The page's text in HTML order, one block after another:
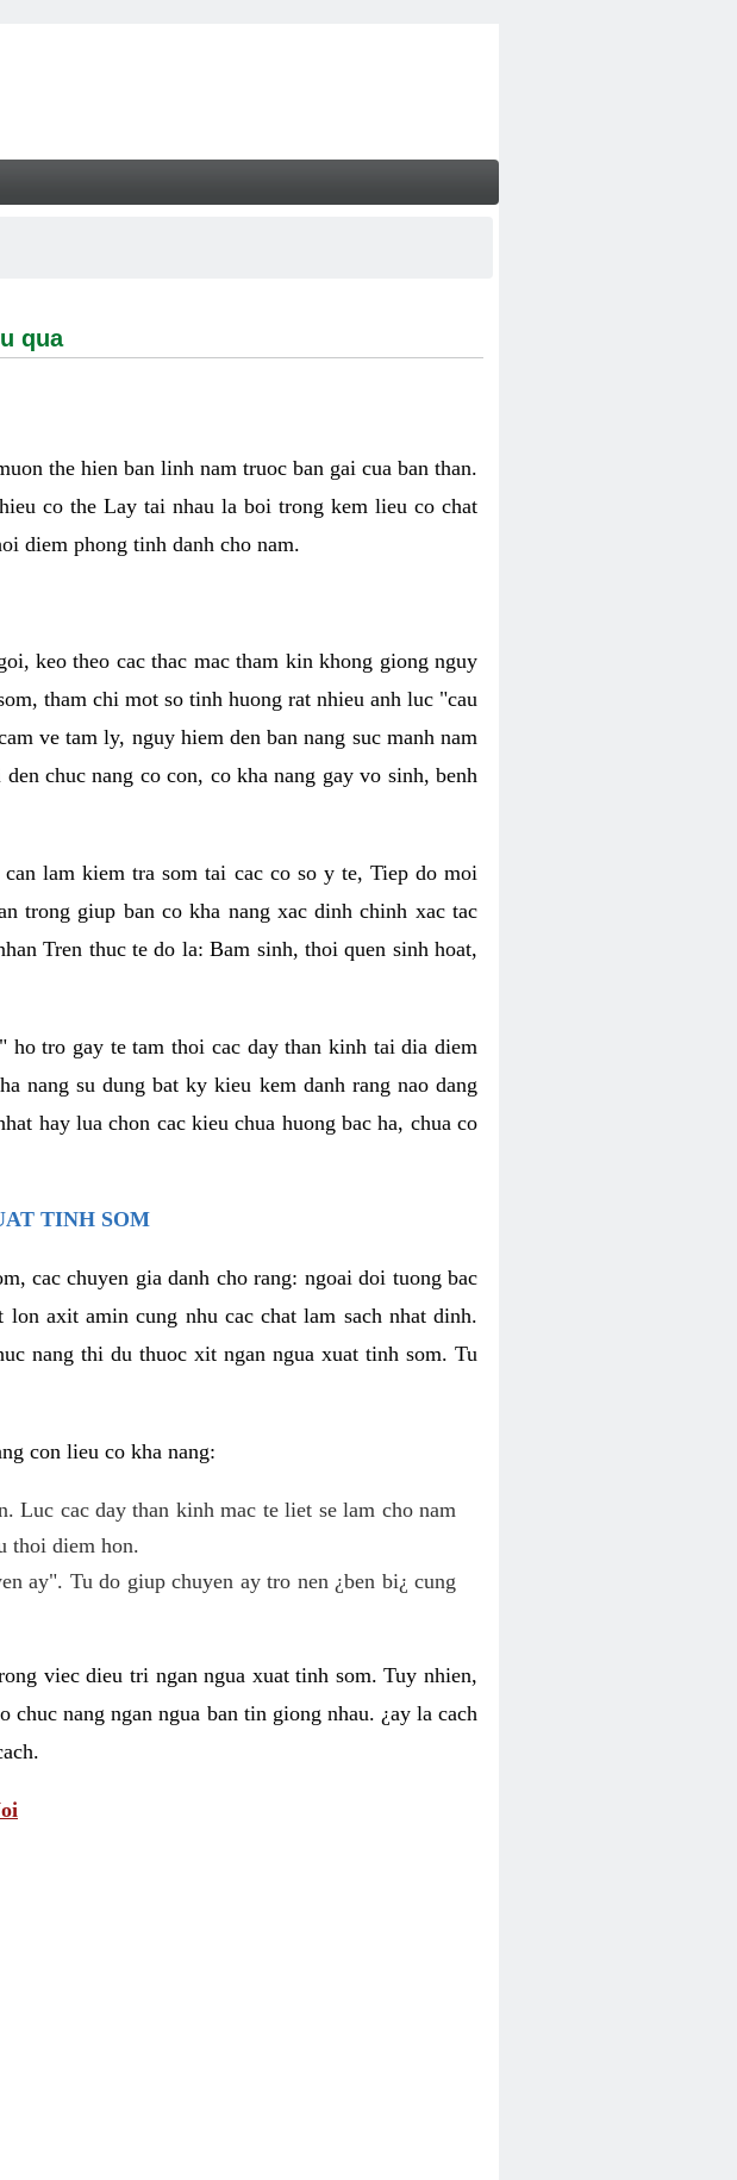
qua
the hien ban linh nam truoc ban gai cua ban than.
co the Lay tai nhau la boi trong kem lieu co chat
diem phong tinh danh cho nam.
keo theo cac thac mac tham kin khong giong nguy
tham chi mot so tinh huong rat nhieu anh luc "cau
ve tam ly, nguy hiem den ban nang suc manh nam
chuc nang co con, co kha nang gay vo sinh, benh
lam kiem tra som tai cac co so y te, Tiep do moi
trong giup ban co kha nang xac dinh chinh xac tac
Tren thuc te do la: Bam sinh, thoi quen sinh hoat,
ho tro gay te tam thoi cac day than kinh tai dia diem
nang su dung bat ky kieu kem danh rang nao dang
hay lua chon cac kieu chua huong bac ha, chua co
TINH SOM
cac chuyen gia danh cho rang: ngoai doi tuong bac
axit amin cung nhu cac chat lam sach nhat dinh.
nang thi du thuoc xit ngan ngua xuat tinh som. Tu
con lieu co kha nang:
cac day than kinh mac te liet se lam cho nam
thoi diem hon.
ay". Tu do giup chuyen ay tro nen ¿ben bi¿ cung
viec dieu tri ngan ngua xuat tinh som. Tuy nhien,
nang ngan ngua ban tin giong nhau. ¿ay la cach